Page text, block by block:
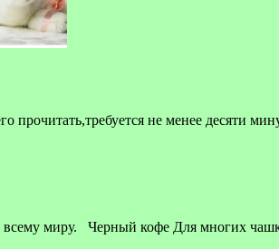
не менее десяти
миру. Черный кофе Для многих